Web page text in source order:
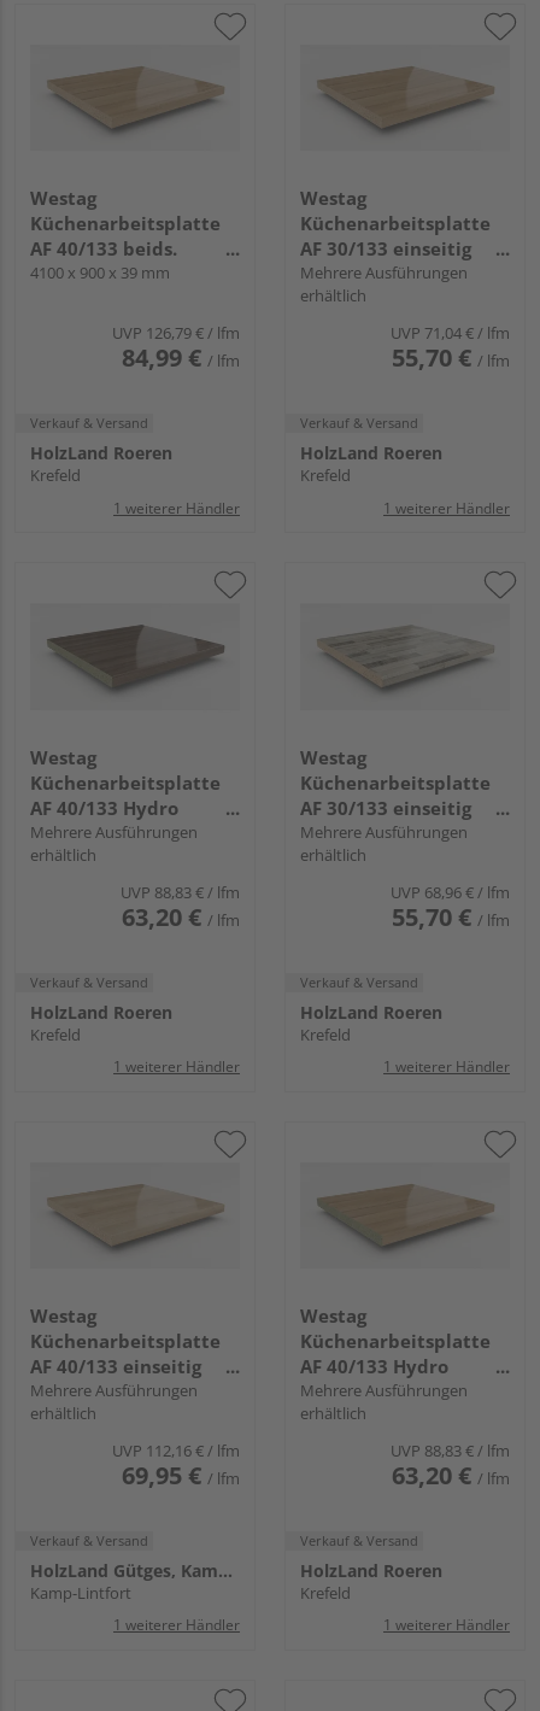
Westag
Küchenarbeitsplatte
AF 40/133 beids.
gerundet EI370 SI fjord
4100 x 900 x 39 mm
UVP 126,79 €/ lfm
84,99 € / lfm
Verkauf & Versand
HolzLand Roeren
Krefeld
1 weiterer Händler
Westag
Küchenarbeitsplatte
AF 30/133 einseitig
gerundet EI370 SI fjord
eiche
Mehrere Ausführungen
erhältlich
UVP 71,04 €/ lfm
55,70 € / lfm
Verkauf & Versand
HolzLand Roeren
Krefeld
1 weiterer Händler
Westag
Küchenarbeitsplatte
AF 40/133 Hydro
einseitig gerundet
EI740 SI chalet eiche
Mehrere Ausführungen
erhältlich
UVP 88,83 € / lfm
63,20 € / lfm
Verkauf & Versand
HolzLand Roeren
Krefeld
1 weiterer Händler
Westag
Küchenarbeitsplatte
AF 30/133 einseitig
gerundet BBL242 POF
ajaccio eiche
Mehrere Ausführungen
erhältlich
UVP 68,96 € / lfm
55,70 € / lfm
Verkauf & Versand
HolzLand Roeren
Krefeld
1 weiterer Händler
Westag
Küchenarbeitsplatte
AF 40/133 einseitig
gerundet EIL320 SI lago
eiche hell
Mehrere Ausführungen
erhältlich
UVP 112,16 €/ lfm
69,95 € / lfm
Verkauf & Versand
HolzLand Gütges, Kamp-Lintfort
Kamp-Lintfort
1 weiterer Händler
Westag
Küchenarbeitsplatte
AF 40/133 Hydro
einseitig gerundet
EI370 SI fjord eiche
Mehrere Ausführungen
erhältlich
UVP 88,83 €/ lfm
63,20 € / lfm
Verkauf & Versand
HolzLand Roeren
Krefeld
1 weiterer Händler